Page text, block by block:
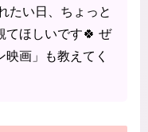
たい日、ちょっと
てほしいです🍀 ぜ
画」も教えてく